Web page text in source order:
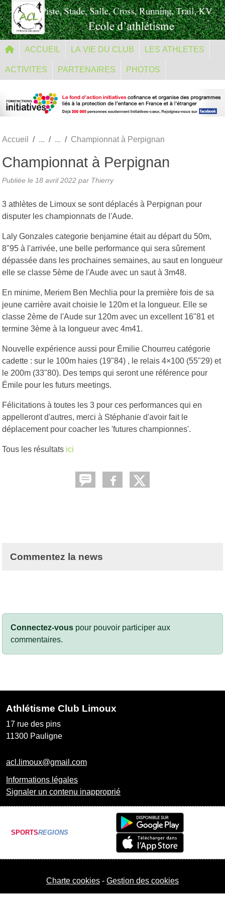
ACCUEIL LA VIE DU CLUB LES ATHLETES
ACTIVITES PARTENAIRES PHOTOS
Accueil Championnat à Perpignan
Championnat à Perpignan
Publiée le 18 avril 2022 par Thierry
3 athlètes de Limoux se sont déplacés à Perpignan pour
disputer les championnats de l'Aude.
Laly Gonzales categorie benjamine était au départ du 50m,
8"95 à l'arrivée, une belle performance qui sera sûrement
dépassée dans les prochaines semaines, au saut en longueur
elle se classe 5ème de l'Aude avec un saut à 3m48.
En minime, Meriem Ben Mechlia pour la première fois de sa
jeune carrière avait choisie le 120m et la longueur. Elle se
classe 2ème de l'Aude sur 120m avec un excellent 16"81 et
termine 3ème à la longueur avec 4m41.
Nouvelle expérience aussi pour Émilie Chourreu catégorie
cadette : sur le 100m haies (19"84) , le relais 4×100 (55"29) et
le 200m (33"80). Des temps qui seront une référence pour
Émile pour les futurs meetings.
Félicitations à toutes les 3 pour ces performances qui en
appelleront d'autres, merci à Stéphanie d'avoir fait le
déplacement pour coacher les 'futures championnes'.
Tous les résultats ici
Commentez la news
Connectez-vous pour pouvoir participer aux
commentaires.
Athlétisme Club Limoux
17 rue des pins
11300 Pauligne
acl.limoux@gmail.com
Informations légales
Signaler un contenu inapproprié
SPORTSREGIONS
Charte cookies Gestion des cookies
Panneau de gestion des cookies